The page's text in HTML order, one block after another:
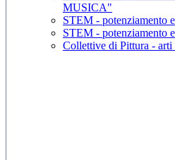
MUSICA"
STEM - potenziamento
STEM - potenziamento
Collettive di Pittura -